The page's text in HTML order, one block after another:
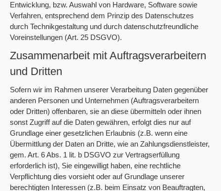
Entwicklung, bzw. Auswahl von Hardware, Software sowie
Verfahren, entsprechend dem Prinzip des Datenschutzes
durch Technikgestaltung und durch datenschutzfreundliche
Voreinstellungen (Art. 25 DSGVO).
Zusammenarbeit mit Auftragsverarbeitern
und Dritten
Sofern wir im Rahmen unserer Verarbeitung Daten gegenüber
anderen Personen und Unternehmen (Auftragsverarbeitern
oder Dritten) offenbaren, sie an diese übermitteln oder ihnen
sonst Zugriff auf die Daten gewähren, erfolgt dies nur auf
Grundlage einer gesetzlichen Erlaubnis (z.B. wenn eine
Übermittlung der Daten an Dritte, wie an Zahlungsdienstleister,
gem. Art. 6 Abs. 1 lit. b DSGVO zur Vertragserfüllung
erforderlich ist), Sie eingewilligt haben, eine rechtliche
Verpflichtung dies vorsieht oder auf Grundlage unserer
berechtigten Interessen (z.B. beim Einsatz von Beauftragten,